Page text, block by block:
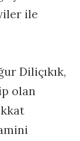
ile
Diliçıkık,
olan